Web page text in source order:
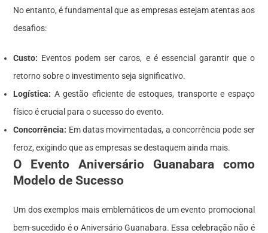
No entanto, é fundamental que as empresas estejam atentas aos
desafios:
Custo: Eventos podem ser caros, e é essencial garantir que o
retorno sobre o investimento seja significativo.
Logística: A gestão eficiente de estoques, transporte e espaço
físico é crucial para o sucesso do evento.
Concorrência: Em datas movimentadas, a concorrência pode ser
feroz, exigindo que as empresas se destaquem ainda mais.
O Evento Aniversário Guanabara como
Modelo de Sucesso
Um dos exemplos mais emblemáticos de um evento promocional
bem-sucedido é o Aniversário Guanabara. Essa celebração não é